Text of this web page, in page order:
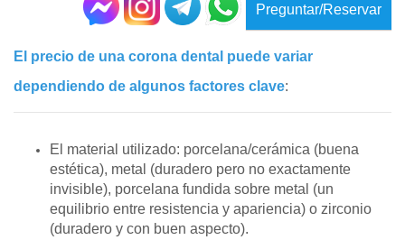
Preguntar/Reservar
El precio de una corona dental puede variar
dependiendo de algunos factores clave:
El material utilizado: porcelana/cerámica (buena
estética), metal (duradero pero no exactamente
invisible), porcelana fundida sobre metal (un
equilibrio entre resistencia y apariencia) o zirconio
(duradero y con buen aspecto).